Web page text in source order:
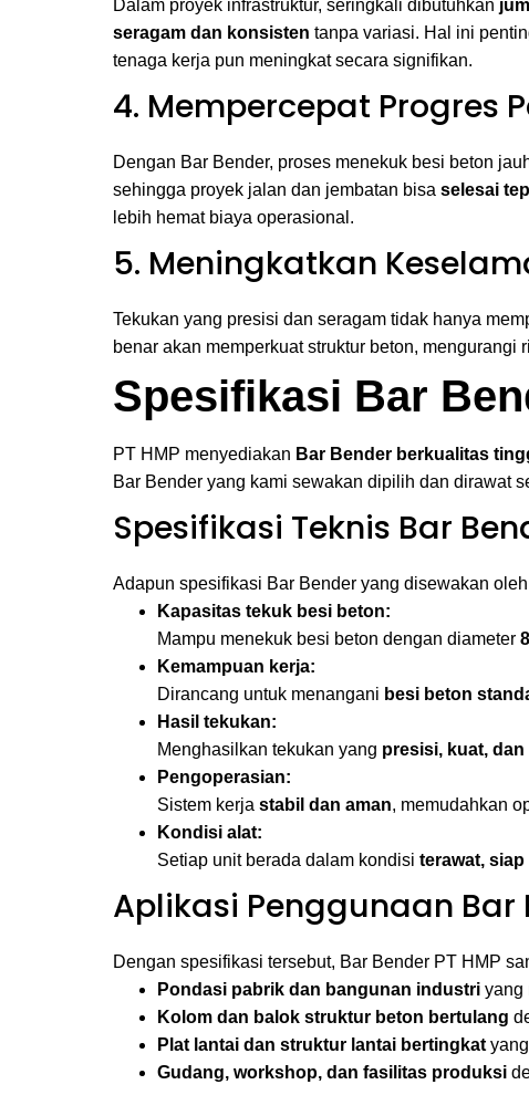
Dalam proyek infrastruktur, seringkali dibutuhkan
seragam dan konsisten tanpa variasi. Hal ini
tenaga kerja pun meningkat secara signifikan.
4. Mempercepat Progres
Dengan Bar Bender, proses menekuk besi beton
sehingga proyek jalan dan jembatan bisa selesai
lebih hemat biaya operasional.
5. Meningkatkan
Tekukan yang presisi dan seragam tidak hanya
benar akan memperkuat struktur beton,
Spesifikasi Bar
PT HMP menyediakan Bar Bender berkualitas
Bar Bender yang kami sewakan dipilih dan dirawat
Spesifikasi Teknis Bar
Adapun spesifikasi Bar Bender yang disewakan
Kapasitas tekuk besi beton:
Mampu menekuk besi beton dengan diameter
Kemampuan kerja:
Dirancang untuk menangani besi beton
Hasil tekukan:
Menghasilkan tekukan yang presisi, kuat,
Pengoperasian:
Sistem kerja stabil dan aman, memudahkan
Kondisi alat:
Setiap unit berada dalam kondisi terawat, siap
Aplikasi Penggunaan Bar
Dengan spesifikasi tersebut, Bar Bender PT HMP
Pondasi pabrik dan bangunan industri yang
Kolom dan balok struktur beton bertulang
Plat lantai dan struktur lantai bertingkat
Gudang, workshop, dan fasilitas produksi